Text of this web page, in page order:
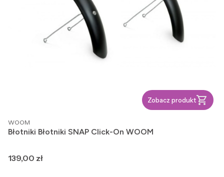
Zobacz produkt
PRODUCENT
WOOM
Błotniki Błotniki SNAP Click-On WOOM
Cena
139,00 zł